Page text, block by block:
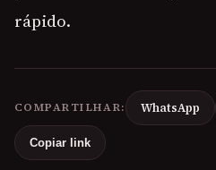
rápido.
COMPARTILHAR: WhatsApp
Copiar link